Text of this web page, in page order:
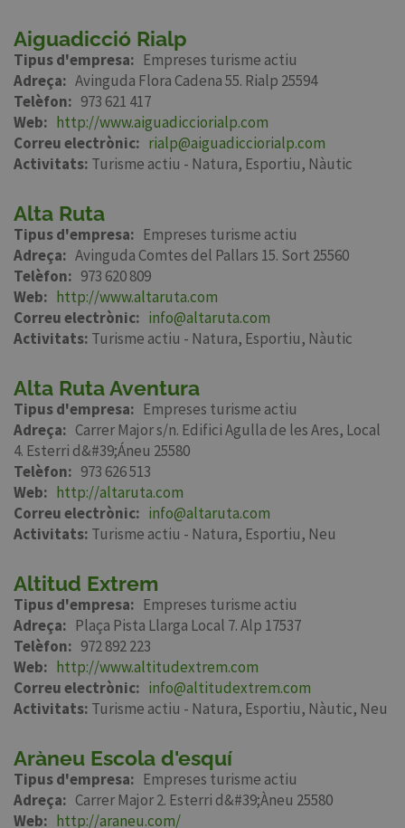
Aiguadicció Rialp
Tipus d'empresa
Empreses turisme actiu
Adreça
Avinguda Flora Cadena 55. Rialp 25594
Telèfon
973 621 417
Web
http://www.aiguadicciorialp.com
Correu electrònic
rialp@aiguadicciorialp.com
Activitats: Turisme actiu - Natura Esportiu Nàutic
Alta Ruta
Tipus d'empresa
Empreses turisme actiu
Adreça
Avinguda Comtes del Pallars 15. Sort 25560
Telèfon
973 620 809
Web
http://www.altaruta.com
Correu electrònic
info@altaruta.com
Activitats: Turisme actiu - Natura Esportiu Nàutic
Alta Ruta Aventura
Tipus d'empresa
Empreses turisme actiu
Adreça
Carrer Major s/n. Edifici Agulla de les Ares, Local
4. Esterri d&#39;Áneu 25580
Telèfon
973 626 513
Web
http://altaruta.com
Correu electrònic
info@altaruta.com
Activitats: Turisme actiu - Natura Esportiu Neu
Altitud Extrem
Tipus d'empresa
Empreses turisme actiu
Adreça
Plaça Pista Llarga Local 7. Alp 17537
Telèfon
972 892 223
Web
http://www.altitudextrem.com
Correu electrònic
info@altitudextrem.com
Activitats: Turisme actiu - Natura Esportiu Nàutic Neu
Aràneu Escola d'esquí
Tipus d'empresa
Empreses turisme actiu
Adreça
Carrer Major 2. Esterri d&#39;Àneu 25580
Web
http://araneu.com/